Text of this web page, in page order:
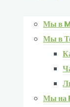
Мы в
Мы в
Мы на